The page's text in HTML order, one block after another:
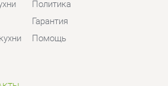
и склад самовывоза
рабочих, 54
+7 (950) 194-11-04